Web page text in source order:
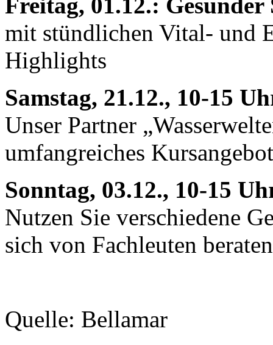
Freitag, 01.12.: Gesunder
mit stündlichen Vital- und
Highlights
Samstag, 21.12., 10-15
Unser Partner
umfangreiches
Sonntag, 03.12., 10-15
Nutzen Sie verschiedene
sich von Fachleuten beraten
Quelle: Bellamar